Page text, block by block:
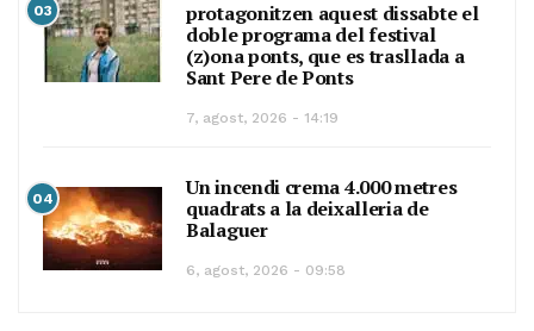
03
protagonitzen aquest dissabte el
doble programa del festival
(z)ona ponts, que es trasllada a
Sant Pere de Ponts
7, agost, 2026 - 14:19
04
Un incendi crema 4.000 metres
quadrats a la deixalleria de
Balaguer
6, agost, 2026 - 09:58